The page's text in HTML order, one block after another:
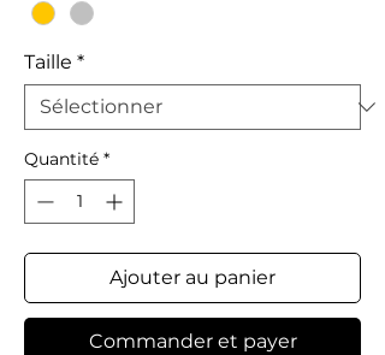
Taille *
Quantité *
Ajouter au panier
Commander et payer